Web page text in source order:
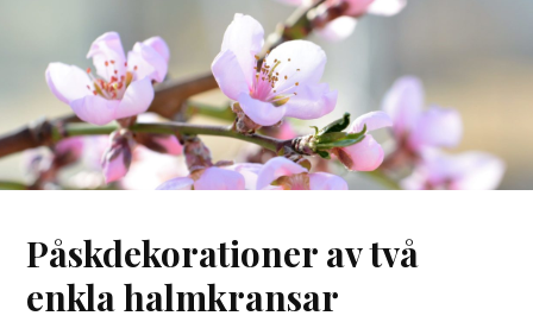
Påskdekorationer av två
enkla halmkransar